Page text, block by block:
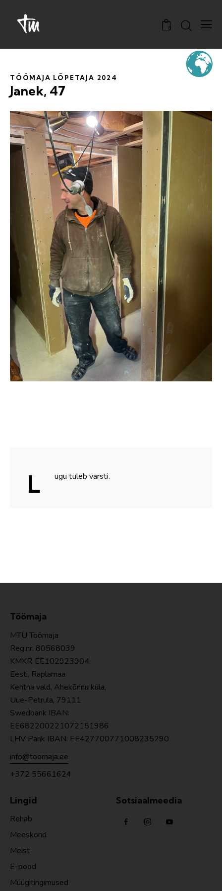
0
TÖÖMAJA LÕPETAJA 2024
Janek, 47
L ugu tuleb varsti.
Töömaja
MTÜ Töömaja
Reg.nr. 80568039
KMKR EE102923904
Eesti, Raplamaa
Kehtna vald, Ahekõnnu küla,
Uue-Petrula, 79111
Swedbank IBAN:
EE682200221072151986
LHV Pank IBAN: EE427700771008235290
info@toomaja.ee
+372 55661624
Lingid
Rehab
Meeskond
Meist
E-pood
Müügitingimused
Sotsiaalmeedia